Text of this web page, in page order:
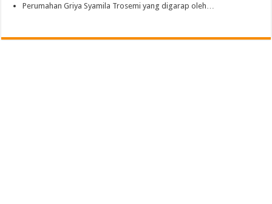
Perumahan Griya Syamila Trosemi yang digarap oleh…